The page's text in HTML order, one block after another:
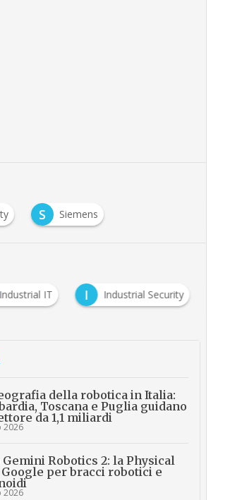
S Siemens
Industrial IT I Industrial Security
della robotica in Italia:
Toscana e Puglia guidano
da 1,1 miliardi
2026
Gemini Robotics 2: la Physical
per bracci robotici e
2026